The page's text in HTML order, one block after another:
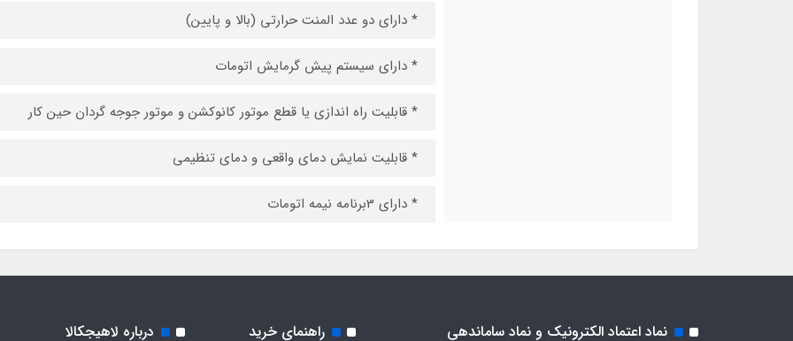
* دارای دو عدد المنت حرارتی (بالا و پایین)
* دارای سیستم پیش گرمایش اتومات
* قابلیت راه اندازی یا قطع موتور کانوکشن و موتور جوجه گردان حین کار
* قابلیت نمایش دمای واقعی و دمای تنظیمی
* دارای 3برنامه نیمه اتومات
نماد اعتماد الکترونیک و نماد ساماندهی راهنمای خرید درباره لاهیجکالا